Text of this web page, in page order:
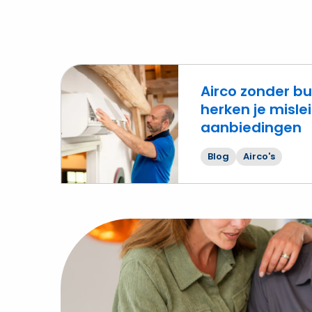
Airco zonder
herken je
aanbiedingen
Blog Airco's
Lees
meer
over
Airco
herken
je
misleidende
aanbiedingen